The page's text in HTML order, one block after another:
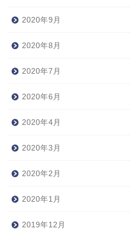
2020年9月
2020年8月
2020年7月
2020年6月
2020年4月
2020年3月
2020年2月
2020年1月
2019年12月